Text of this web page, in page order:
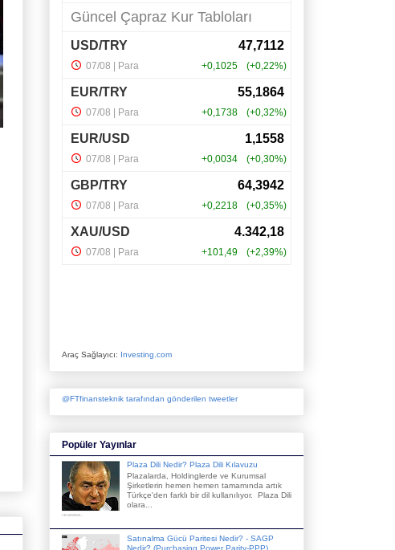
Araç Sağlayıcı: Investing.com
@FTfinansteknik tarafından gönderilen tweetler
Popüler Yayınlar
Plaza Dili Nedir? Plaza Dili Kılavuzu
Plazalarda, Holdinglerde ve Kurumsal
Şirketlerin hemen hemen tamamında artık
Türkçe'den farklı bir dil kullanılıyor. Plaza Dili
olara...
Satınalma Gücü Paritesi Nedir? - SAGP
Nedir? (Purchasing Power Parity-PPP)